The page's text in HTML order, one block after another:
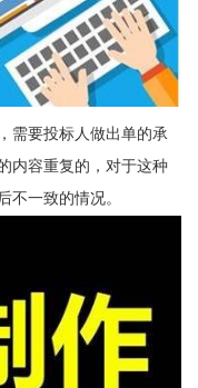
需要投标人做出单的承
内容重复的，对于这种
不一致的情况。